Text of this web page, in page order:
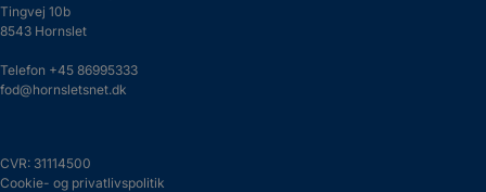
Tingvej 10b
8543 Hornslet
Telefon +45 86995333
fod@hornsletsnet.dk
CVR: 31114500
Cookie- og privatlivspolitik